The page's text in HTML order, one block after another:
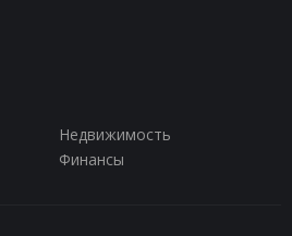
Недвижимость
Финансы